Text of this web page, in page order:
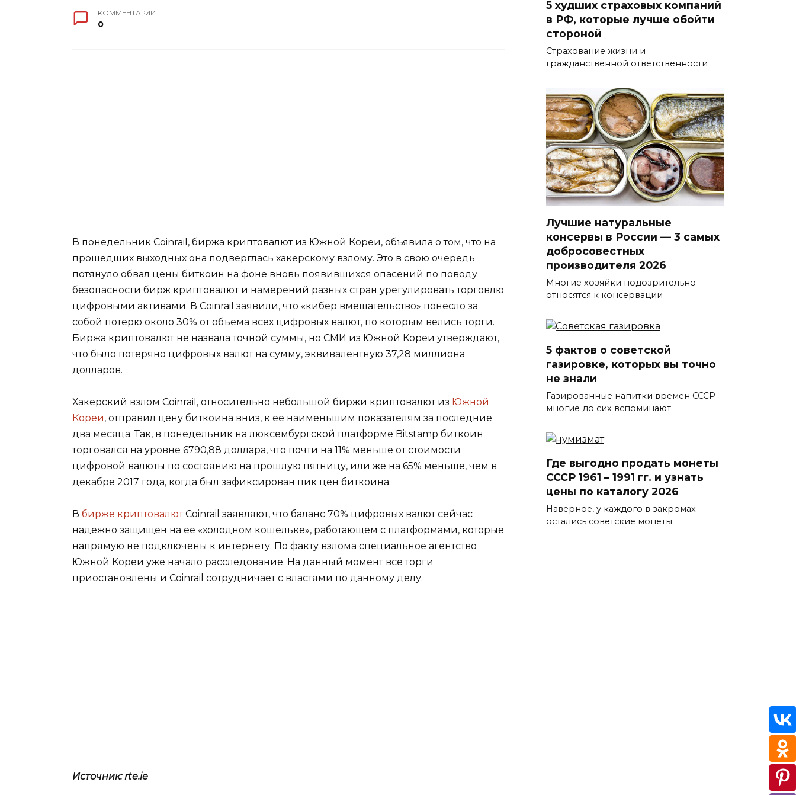
КОММЕНТАРИИ
0
В понедельник Coinrail, биржа криптовалют из Южной Кореи, объявила о том, что на
прошедших выходных она подверглась хакерскому взлому. Это в свою очередь
потянуло обвал цены биткоин на фоне вновь появившихся опасений по поводу
безопасности бирж криптовалют и намерений разных стран урегулировать торговлю
цифровыми активами. В Coinrail заявили, что «кибер вмешательство» понесло за
собой потерю около 30% от объема всех цифровых валют, по которым велись торги.
Биржа криптовалют не назвала точной суммы, но СМИ из Южной Кореи утверждают,
что было потеряно цифровых валют на сумму, эквивалентную 37,28 миллиона
долларов.
Хакерский взлом Coinrail, относительно небольшой биржи криптовалют из Южной
Кореи, отправил цену биткоина вниз, к ее наименьшим показателям за последние
два месяца. Так, в понедельник на люксембургской платформе Bitstamp биткоин
торговался на уровне 6790,88 доллара, что почти на 11% меньше от стоимости
цифровой валюты по состоянию на прошлую пятницу, или же на 65% меньше, чем в
декабре 2017 года, когда был зафиксирован пик цен биткоина.
В бирже криптовалютCoinrail заявляют, что баланс 70% цифровых валют сейчас
надежно защищен на ее «холодном кошельке», работающем с платформами, которые
напрямую не подключены к интернету. По факту взлома специальное агентство
Южной Кореи уже начало расследование. На данный момент все торги
приостановлены и Coinrail сотрудничает с властями по данному делу.
Источник: rte.ie
5 худших страховых компаний
в РФ, которые лучше обойти
стороной
Страхование жизни и
гражданственной ответственности
Лучшие натуральные
консервы в России — 3 самых
добросовестных
производителя 2026
Многие хозяйки подозрительно
относятся к консервации
5 фактов о советской
газировке, которых вы точно
не знали
Газированные напитки времен СССР
многие до сих вспоминают
Где выгодно продать монеты
СССР 1961 – 1991 гг. и узнать
цены по каталогу 2026
Наверное, у каждого в закромах
остались советские монеты.